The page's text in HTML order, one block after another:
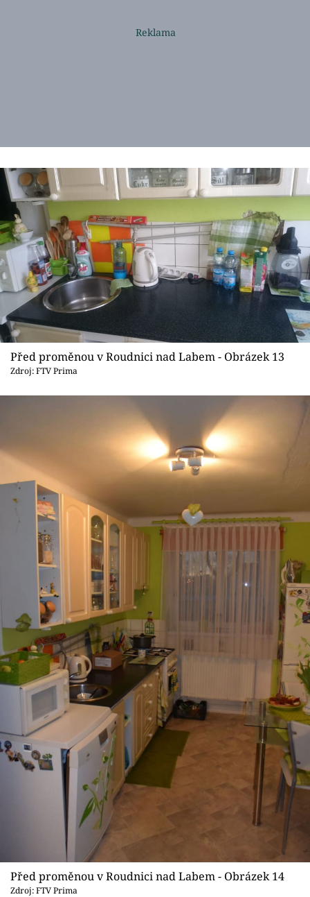
Před proměnou v Roudnici nad Labem - Obrázek 13
Zdroj: FTV Prima
Před proměnou v Roudnici nad Labem - Obrázek 14
Zdroj: FTV Prima